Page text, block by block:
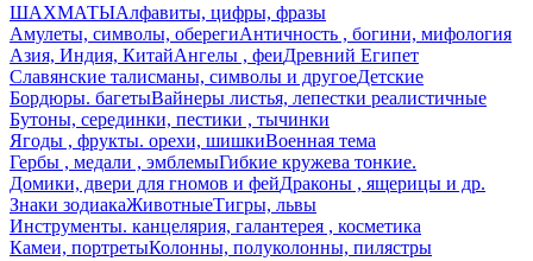
ШАХМАТЫАлфавиты, цифры, фразы
Амулеты, символы, оберегиАнтичность , богини, мифология
Азия, Индия, КитайАнгелы , феиДревний Египет
Славянские талисманы, символы и другоеДетские
Бордюры. багетыВайнеры листья, лепестки реалистичные
Бутоны, серединки, пестики , тычинки
Ягоды , фрукты. орехи, шишкиВоенная тема
Гербы , медали , эмблемыГибкие кружева тонкие.
Домики, двери для гномов и фейДраконы , ящерицы и др.
Знаки зодиакаЖивотныеТигры, львы
Инструменты. канцелярия, галантерея , косметика
Камеи, портретыКолонны, полуколонны, пилястры